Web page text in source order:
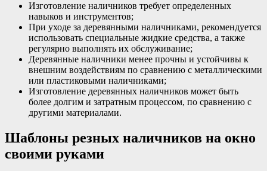
Изготовление наличников требует определенных
навыков и инструментов;
При уходе за деревянными наличниками, рекомендуется
использовать специальные жидкие средства, а также
регулярно выполнять их обслуживание;
Деревянные наличники менее прочны и устойчивы к
внешним воздействиям по сравнению с металлическими
или пластиковыми наличниками;
Изготовление деревянных наличников может быть
более долгим и затратным процессом, по сравнению с
другими материалами.
Шаблоны резных наличников на окно
своими руками